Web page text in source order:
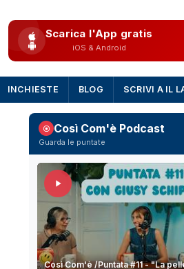
Scarica l'App gratis
iOS & Android
INCHIESTE BLOG SCRIVI A IL
Così Com'è Podcast
Guarda le puntate
Così Com'è /Puntata #11 - "La